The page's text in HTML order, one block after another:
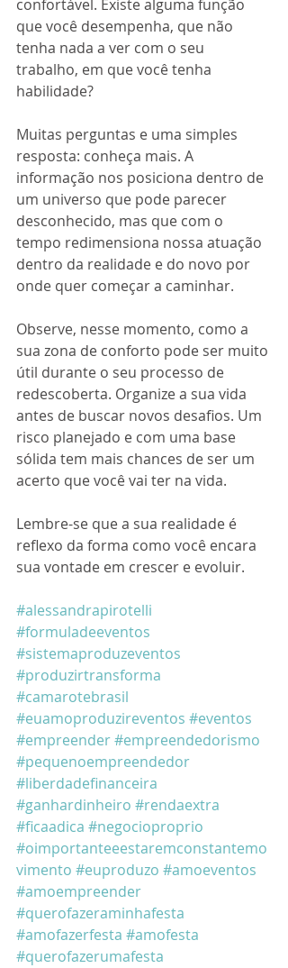
confortável. Existe alguma função
que você desempenha, que não
tenha nada a ver com o seu
trabalho, em que você tenha
habilidade?
Muitas perguntas e uma simples
resposta: conheça mais. A
informação nos posiciona dentro de
um universo que pode parecer
desconhecido, mas que com o
tempo redimensiona nossa atuação
dentro da realidade e do novo por
onde quer começar a caminhar.
Observe, nesse momento, como a
sua zona de conforto pode ser muito
útil durante o seu processo de
redescoberta. Organize a sua vida
antes de buscar novos desafios. Um
risco planejado e com uma base
sólida tem mais chances de ser um
acerto que você vai ter na vida.
Lembre-se que a sua realidade é
reflexo da forma como você encara
sua vontade em crescer e evoluir.
#alessandrapirotelli
#formuladeeventos
#sistemaproduzeventos
#produzirtransforma
#camarotebrasil
#euamoproduzireventos #eventos
#empreender#empreendedorismo
#pequenoempreendedor
#liberdadefinanceira
#ganhardinheiro #rendaextra
#ficaadica #negocioproprio
#oimportanteeestaremconstantemo
vimento #euproduzo #amoeventos
#amoempreender
#querofazeraminhafesta
#amofazerfesta #amofesta
#querofazerumafesta